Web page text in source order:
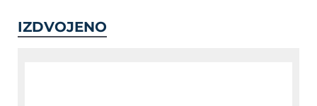
IZDVOJENO